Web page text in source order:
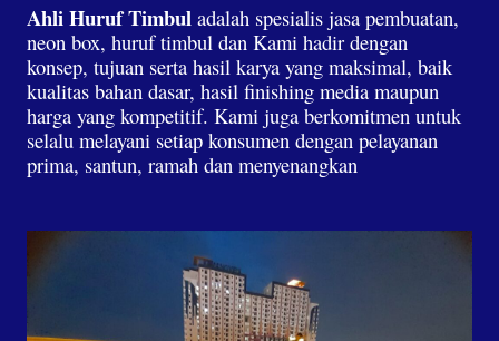
Ahli Huruf Timbul adalah spesialis jasa pembuatan,
neon box, huruf timbul dan Kami hadir dengan
konsep, tujuan serta hasil karya yang maksimal, baik
kualitas bahan dasar, hasil finishing media maupun
harga yang kompetitif. Kami juga berkomitmen untuk
selalu melayani setiap konsumen dengan pelayanan
prima, santun, ramah dan menyenangkan